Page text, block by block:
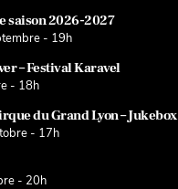
saison 2026-2027
- 19h
– Festival Karavel
- 18h
du Grand Lyon – Jukebox
- 17h
- 20h